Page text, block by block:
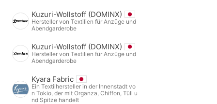
Kuzuri-Wollstoff (DOMINX)
Hersteller von Textilien für Anzüge und
Abendgarderobe
Kuzuri-Wollstoff (DOMINX)
Hersteller von Textilien für Anzüge und
Abendgarderobe
Kyara Fabric
Ein Textilhersteller in der Innenstadt vo
n Tokio, der mit Organza, Chiffon, Tüll u
nd Spitze handelt